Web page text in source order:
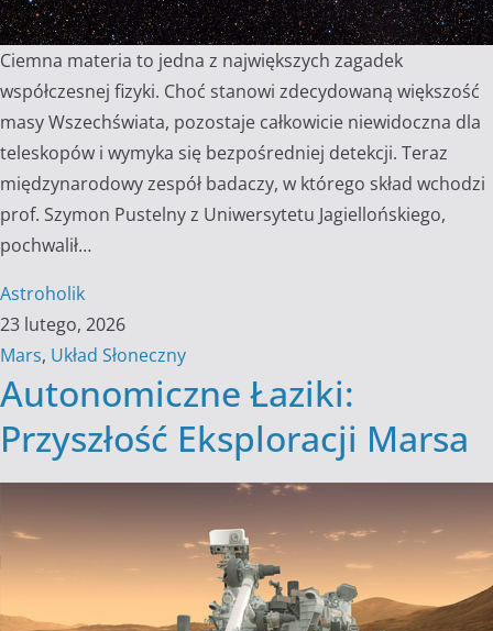
Ciemna materia to jedna z największych zagadek
współczesnej fizyki. Choć stanowi zdecydowaną większość
masy Wszechświata, pozostaje całkowicie niewidoczna dla
teleskopów i wymyka się bezpośredniej detekcji. Teraz
międzynarodowy zespół badaczy, w którego skład wchodzi
prof. Szymon Pustelny z Uniwersytetu Jagiellońskiego,
pochwalił…
Astroholik
23 lutego, 2026
Mars, Układ Słoneczny
Autonomiczne Łaziki:
Przyszłość Eksploracji Marsa